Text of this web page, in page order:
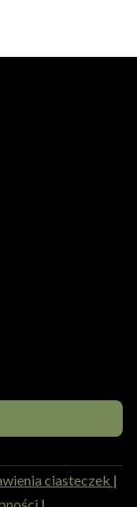
ciasteczek |
|